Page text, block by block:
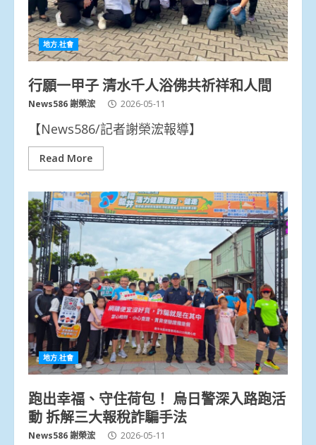
地方.社會
行願一甲子 清水千人浴佛共祈祥和人間
News586 謝榮浤 2026-05-11
【News586/記者謝榮浤報導】
Read More
地方.社會
跑出幸福、守住荷包！ 烏日警深入路跑活
動 拆解三大報稅詐騙手法
News586 謝榮浤 2026-05-11